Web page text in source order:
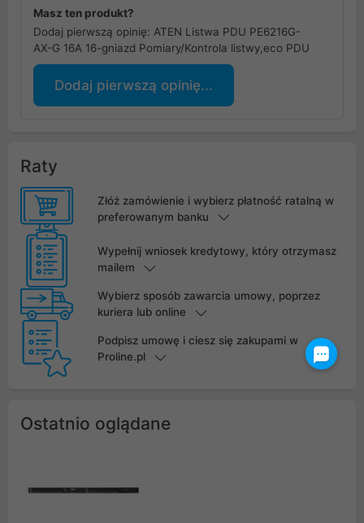
Masz ten produkt?
Dodaj pierwszą opinię: ATEN Listwa PDU PE6216G-
AX-G 16A 16-gniazd Pomiary/Kontrola listwy,eco PDU
Dodaj pierwszą opinię...
Raty
Złóż zamówienie i wybierz płatność ratalną w
preferowanym banku
Wypełnij wniosek kredytowy, który otrzymasz
mailem
Wybierz sposób zawarcia umowy, poprzez
kuriera lub online
Podpisz umowę i ciesz się zakupami w
Proline.pl
Ostatnio oglądane